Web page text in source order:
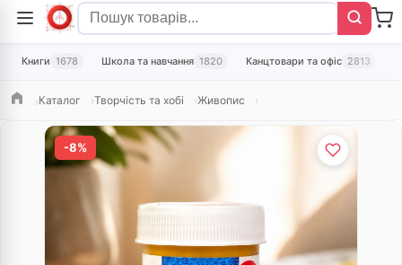
Книги 1678 Школа та навчання 1820 Канцтовари та офіс 2813
ГоловнаКаталог Творчість та хобі Живопис
-8%